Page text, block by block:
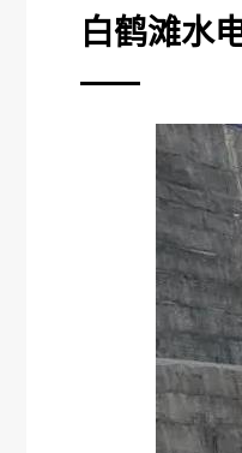
白鹤滩水